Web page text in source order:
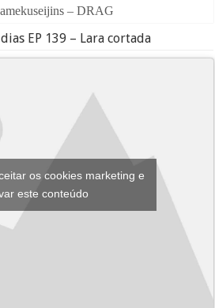
– DRAGON BALL #News
EP 139 – Lara cortada
os cookies marketing e
este conteúdo